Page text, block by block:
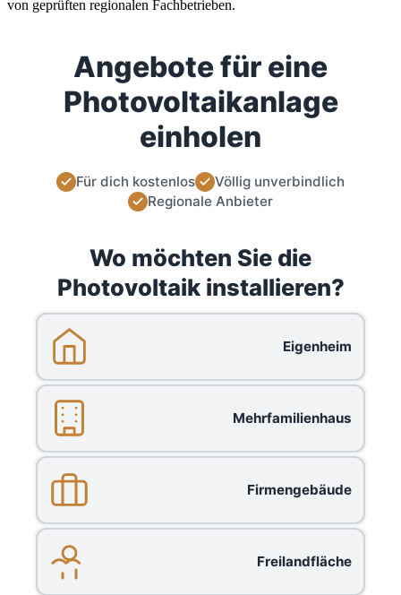
von geprüften regionalen Fachbetrieben.
Angebote für eine
Photovoltaikanlage
einholen
Für dich kostenlos
Völlig unverbindlich
Regionale Anbieter
Wo möchten Sie die
Photovoltaik installieren?
Eigenheim
Mehrfamilienhaus
Firmengebäude
Freilandfläche